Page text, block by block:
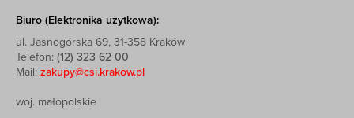
Biuro (Elektronika użytkowa):
ul. Jasnogórska 69, 31-358 Kraków
Telefon: (12) 323 62 00
Mail: zakupy@csi.krakow.pl
woj. małopolskie